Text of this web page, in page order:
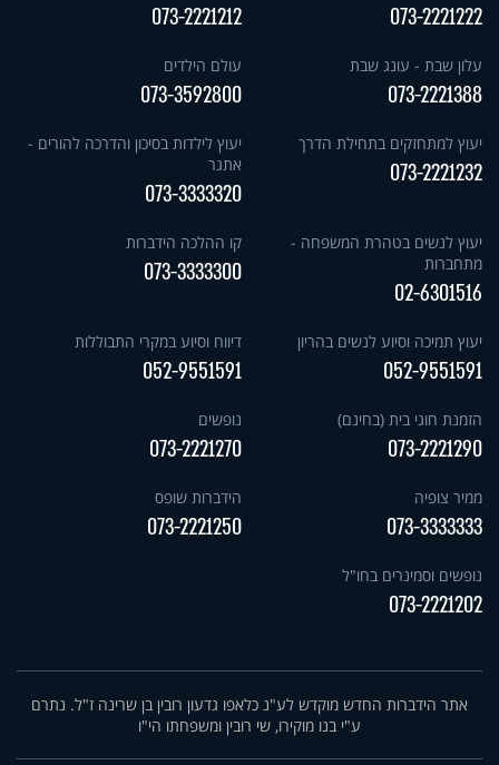
073-2221222
073-2221212
עלון שבת - עונג שבת
073-2221388
עולם הילדים
073-3592800
יעוץ למתחזקים בתחילת הדרך
073-2221232
יעוץ לילדות בסיכון והדרכה להורים -
אתגר
073-3333320
יעוץ לנשים בטהרת המשפחה -
מתחברות
02-6301516
קו ההלכה הידברות
073-3333300
יעוץ תמיכה וסיוע לנשים בהריון
052-9551591
דיווח וסיוע במקרי התבוללות
052-9551591
הזמנת חוגי בית (בחינם)
073-2221290
נופשים
073-2221270
ממיר צופיה
073-3333333
הידברות שופס
073-2221250
נופשים וסמינרים בחו"ל
073-2221202
אתר הידברות החדש מוקדש לע"נ כלאפו גדעון רובין בן שרינה ז"ל. נתרם
ע"י בנו מוקירו, שי רובין ומשפחתו הי"ו